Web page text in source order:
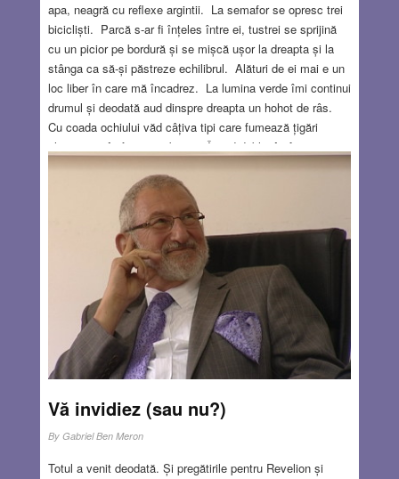
apa, neagră cu reflexe argintii. La semafor se opresc trei
bicicliști. Parcă s-ar fi înțeles între ei, tustrei se sprijină
cu un picior pe bordură și se mișcă ușor la dreapta și la
stânga ca să-și păstreze echilibrul. Alături de ei mai e un
loc liber în care mă încadrez. La lumina verde îmi continui
drumul și deodată aud dinspre dreapta un hohot de râs.
Cu coada ochiului văd câțiva tipi care fumează țigări
electronice în fața unei bănci. Îi văd dublu, întâi pe ei,
apoi oglindirea lor în vitrina băncii. Câțiva metri mai încolo,
doi îndrăgostiți matinali se despart cu un sărut înainte de a
începe activitatea zilei: părul scurt îmbinat cu părul lung,
fețele nu se văd, poate doar o tresărire, atât. Pe drum,
inima mea bate alături de ei. Se apropie podul.
Read
FEB 5, 2026 3 COMMENTS
Vă invidiez (sau nu?)
By Gabriel Ben Meron
Totul a venit deodată. Și pregătirile pentru Revelion și